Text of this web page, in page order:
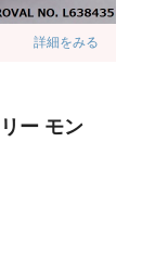
詳細をみる
ー モン